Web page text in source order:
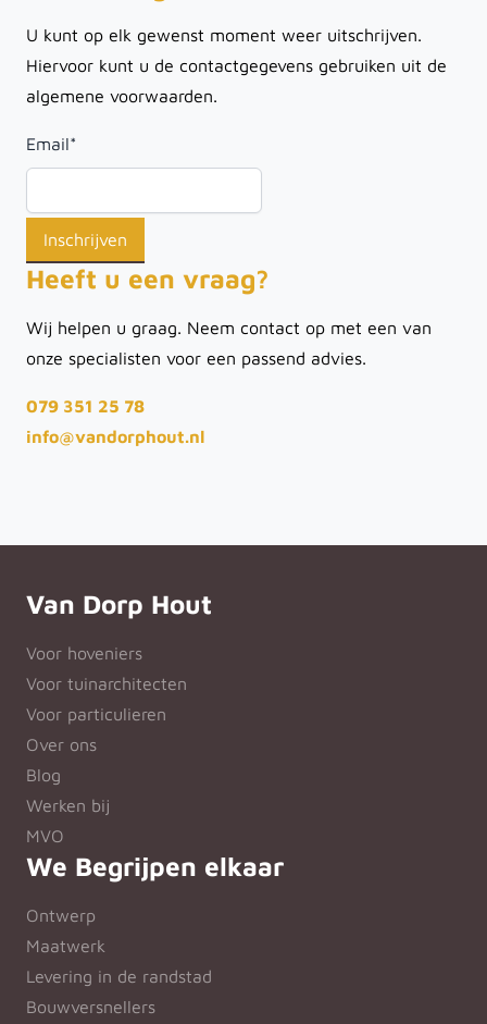
U kunt op elk gewenst moment weer uitschrijven.
Hiervoor kunt u de contactgegevens gebruiken uit de
algemene voorwaarden.
Email*
Heeft u een vraag?
Wij helpen u graag. Neem contact op met een van
onze specialisten voor een passend advies.
079 351 25 78
info@vandorphout.nl
Van Dorp Hout
Voor hoveniers
Voor tuinarchitecten
Voor particulieren
Over ons
Blog
Werken bij
MVO
We Begrijpen elkaar
Ontwerp
Maatwerk
Levering in de randstad
Bouwversnellers